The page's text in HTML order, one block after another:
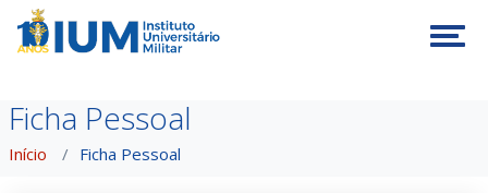
Ficha Pessoal
Início Ficha Pessoal